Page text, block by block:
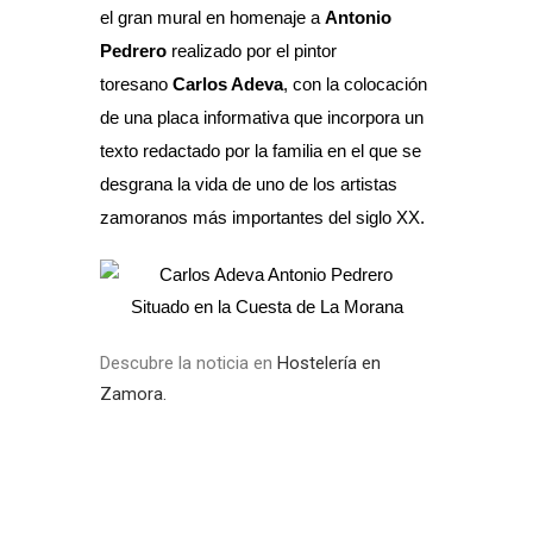
el gran mural en homenaje a Antonio
Pedrero realizado por el pintor
toresano Carlos Adeva, con la colocación
de una placa informativa que incorpora un
texto redactado por la familia en el que se
desgrana la vida de uno de los artistas
zamoranos más importantes del siglo XX.
Situado en la Cuesta de La Morana
Descubre la noticia en Hostelería en
Zamora.